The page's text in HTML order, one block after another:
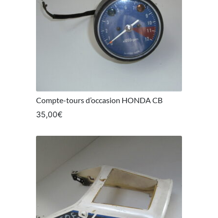
Compte-tours d’occasion HONDA CB
35,00€